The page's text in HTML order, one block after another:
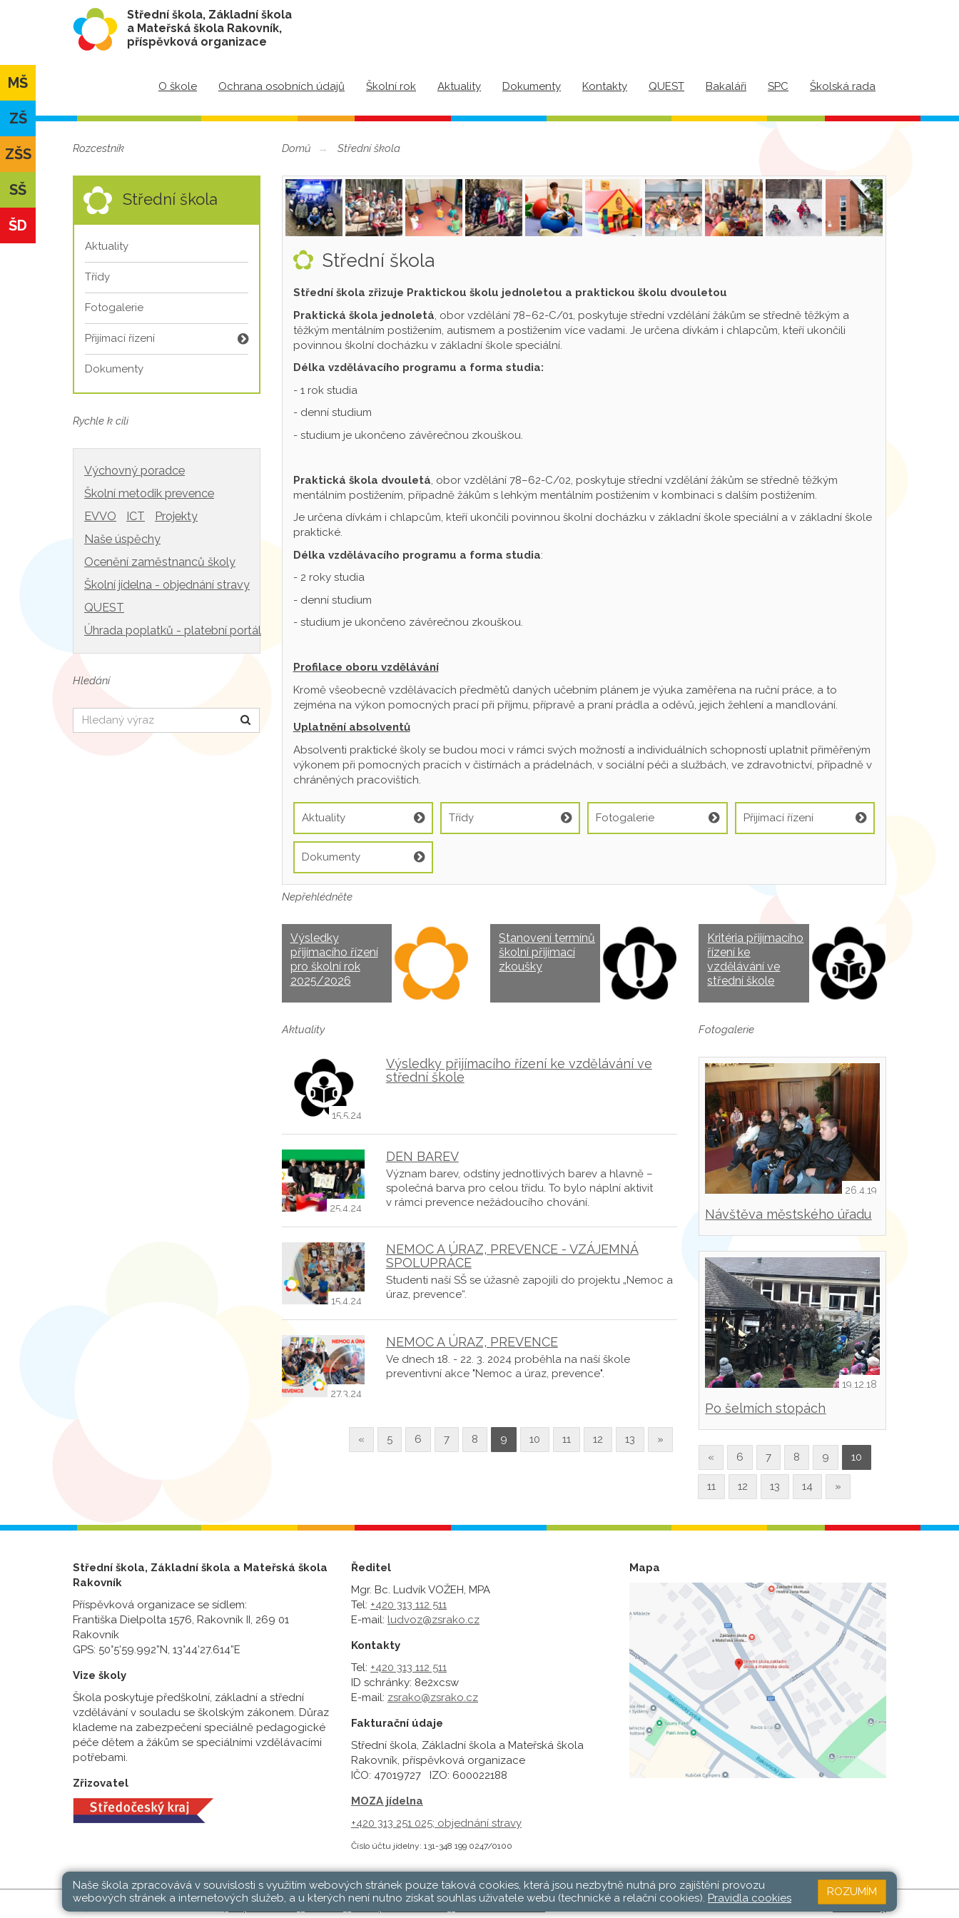
Střední škola, Základní škola
a Mateřská škola Rakovník,
příspěvková organizace
O škole Ochrana osobních údajů Školní rok Aktuality Dokumenty Kontakty QUEST Bakaláři SPC Školská rada
MŠ
ZŠ
ZŠS
SŠ
ŠD
Rozcestník
Střední škola
Aktuality
Třídy
Fotogalerie
Přijímací řízení
Dokumenty
Rychle k cíli
Výchovný poradce
Školní metodik prevence
EVVO
ICT
Projekty
Naše úspěchy
Ocenění zaměstnanců školy
Školní jídelna - objednání stravy
QUEST
Úhrada poplatků - platební portál
Hledání
Hledat
Domů Střední škola
Střední škola
Střední škola zřizuje Praktickou školu jednoletou a praktickou školu dvouletou
Praktická škola jednoletá, obor vzdělání 78–62-C/01, poskytuje střední vzdělání žákům se středně těžkým a
těžkým mentálním postižením, autismem a postižením více vadami. Je určena dívkám i chlapcům, kteří ukončili
povinnou školní docházku v základní škole speciální.
Délka vzdělávacího programu a forma studia:
- 1 rok studia
- denní studium
- studium je ukončeno závěrečnou zkouškou.
Praktická škola dvouletá, obor vzdělání 78–62-C/02, poskytuje střední vzdělání žákům se středně těžkým
mentálním postižením, případně žákům s lehkým mentálním postižením v kombinaci s dalším postižením.
Je určena dívkám i chlapcům, kteří ukončili povinnou školní docházku v základní škole speciální a v základní škole
praktické.
Délka vzdělávacího programu a forma studia:
- 2 roky studia
- denní studium
- studium je ukončeno závěrečnou zkouškou.
Profilace oboru vzdělávání
Kromě všeobecně vzdělávacích předmětů daných učebním plánem je výuka zaměřena na ruční práce, a to
zejména na výkon pomocných prací při příjmu, přípravě a praní prádla a oděvů, jejich žehlení a mandlování.
Uplatnění absolventů
Absolventi praktické školy se budou moci v rámci svých možností a individuálních schopností uplatnit přiměřeným
výkonem při pomocných pracích v čistírnách a prádelnách, v sociální péči a službách, ve zdravotnictví, případně v
chráněných pracovištích.
Aktuality Třídy Fotogalerie Přijímací řízení
Dokumenty
Nepřehlédněte
Výsledky
přijímacího řízení
pro školní rok
2025/2026
Stanovení termínů
školní přijímací
zkoušky
Kritéria přijímacího
řízení ke
vzdělávání ve
střední škole
Aktuality
15.5.24
Výsledky přijímacího řízení ke vzdělávání ve
střední škole
25.4.24
DEN BAREV
Význam barev, odstíny jednotlivých barev a hlavně –
společná barva pro celou třídu. To bylo náplní aktivit
v rámci prevence nežádoucího chování.
15.4.24
NEMOC A ÚRAZ, PREVENCE - VZÁJEMNÁ
SPOLUPRÁCE
Studenti naší SŠ se úžasně zapojili do projektu „Nemoc a
úraz, prevence“.
27.3.24
NEMOC A ÚRAZ, PREVENCE
Ve dnech 18. - 22. 3. 2024 proběhla na naší škole
preventivní akce "Nemoc a úraz, prevence".
« 5 6 7 8 9 10 11 12 13 »
Fotogalerie
26.4.19
Návštěva městského úřadu
19.12.18
Po šelmích stopách
« 6 7 8 9 10
11 12 13 14 »
Střední škola, Základní škola a Mateřská škola
Rakovník
Příspěvková organizace se sídlem:
Františka Dielpolta 1576, Rakovník II, 269 01
Rakovník
GPS: 50°5’59.992”N, 13°44’27.614”E
Vize školy
Škola poskytuje předškolní, základní a střední
vzdělávání v souladu se školským zákonem. Důraz
klademe na zabezpečení speciálně pedagogické
péče dětem a žákům se speciálními vzdělávacími
potřebami.
Zřizovatel
Ředitel
Mgr. Bc. Ludvík VOŽEH, MPA
Tel: +420 313 112 511
E-mail: ludvoz@zsrako.cz
Kontakty
Tel: +420 313 112 511
ID schránky: 8e2xcsw
E-mail: zsrako@zsrako.cz
Fakturační údaje
Střední škola, Základní škola a Mateřská škola
Rakovník, příspěvková organizace
IČO: 47019727 IZO: 600022188
MOZA jídelna
+420 313 251 025; objednání stravy
Číslo účtu jídelny: 131-348 199 0247/0100
Mapa
SŠ, ZŠ a MŠ Rakovník © 2026 | Mapa stránek Přihlásit Web školy
Naše škola zpracovává v souvislosti s využitím webových stránek pouze taková cookies, která jsou nezbytně nutná pro zajištění provozu
webových stránek a internetových služeb, a u kterých není nutno získat souhlas uživatele webu (technické a relační cookies). Pravidla cookies
ROZUMÍM